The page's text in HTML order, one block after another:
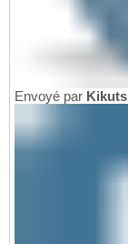
Envoyé par Kikuts